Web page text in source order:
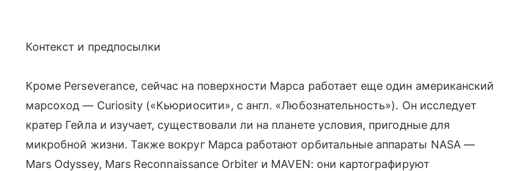
Контекст и предпосылки
Кроме Perseverance, сейчас на поверхности Марса работает еще один американский
марсоход — Curiosity («Кьюриосити», с англ. «Любознательность»). Он исследует
кратер Гейла и изучает, существовали ли на планете условия, пригодные для
микробной жизни. Также вокруг Марса работают орбитальные аппараты NASA —
Mars Odyssey, Mars Reconnaissance Orbiter и MAVEN: они картографируют